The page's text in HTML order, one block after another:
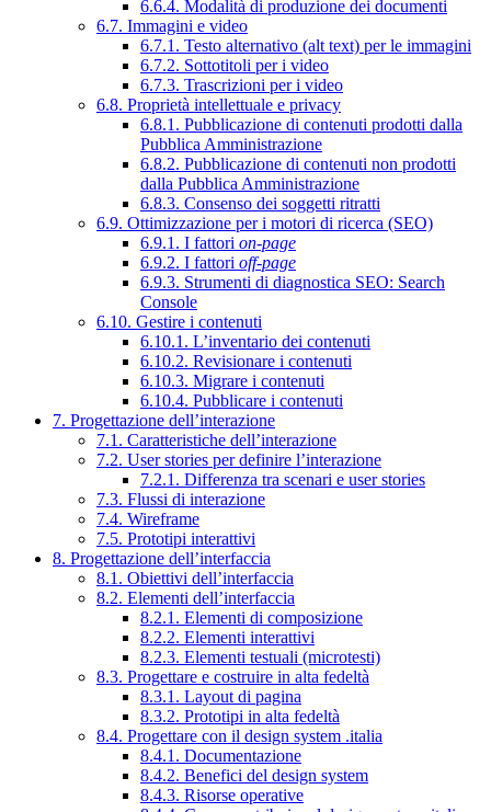
6.6.4. Modalità di produzione dei documenti
6.7. Immagini e video
6.7.1. Testo alternativo (alt text) per le immagini
6.7.2. Sottotitoli per i video
6.7.3. Trascrizioni per i video
6.8. Proprietà intellettuale e privacy
6.8.1. Pubblicazione di contenuti prodotti dalla
Pubblica Amministrazione
6.8.2. Pubblicazione di contenuti non prodotti
dalla Pubblica Amministrazione
6.8.3. Consenso dei soggetti ritratti
6.9. Ottimizzazione per i motori di ricerca (SEO)
6.9.1. I fattori on-page
6.9.2. I fattori off-page
6.9.3. Strumenti di diagnostica SEO: Search
Console
6.10. Gestire i contenuti
6.10.1. L’inventario dei contenuti
6.10.2. Revisionare i contenuti
6.10.3. Migrare i contenuti
6.10.4. Pubblicare i contenuti
7. Progettazione dell’interazione
7.1. Caratteristiche dell’interazione
7.2. User stories per definire l’interazione
7.2.1. Differenza tra scenari e user stories
7.3. Flussi di interazione
7.4. Wireframe
7.5. Prototipi interattivi
8. Progettazione dell’interfaccia
8.1. Obiettivi dell’interfaccia
8.2. Elementi dell’interfaccia
8.2.1. Elementi di composizione
8.2.2. Elementi interattivi
8.2.3. Elementi testuali (microtesti)
8.3. Progettare e costruire in alta fedeltà
8.3.1. Layout di pagina
8.3.2. Prototipi in alta fedeltà
8.4. Progettare con il design system .italia
8.4.1. Documentazione
8.4.2. Benefici del design system
8.4.3. Risorse operative